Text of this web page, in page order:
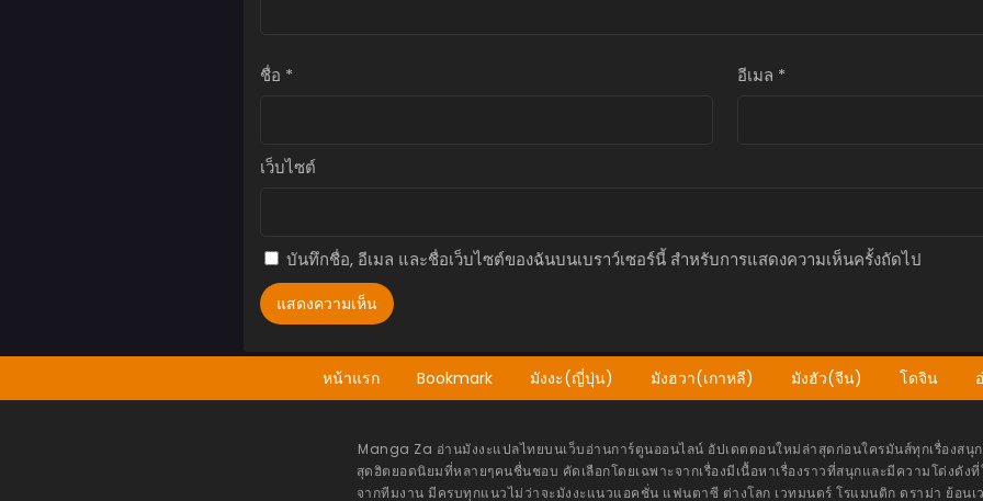
ตอนที่ 135
พฤษภาคม 23, 2026
ตอนที่ 133
ตอนที่ 132
พฤษภาคม 23, 2026
พฤษภาคม 23, 2026
ชื่อ * อีเมล *
เว็บไซต์
บันทึกชื่อ, อีเมล และชื่อเว็บไซต์ของฉันบนเบราว์เซอร์นี้ สำหรับการแสดงความเห็นครั้งถัดไป
หน้าแรก Bookmark มังงะ(ญี่ปุ่น) มังฮวา(เกาหลี) มังฮัว(จีน) โดจิน
Manga Za อ่านมังงะแปลไทยบนเว็บอ่านการ์ตูนออนไลน์ อัปเดตตอนใหม่ล่าสุดก่อนใครมันส์ทุกเรื่องสนุ
สุดฮิตยอดนิยมที่หลายๆคนชื่นชอบ คัดเลือกโดยเฉพาะจากเรื่องมีเนื้อหาเรื่องราวที่สนุกและมีความโด่งดัง
จากทีมงาน มีครบทุกแนวไม่ว่าจะมังงะแนวแอคชั่น แฟนตาซี ต่างโลก เวทมนตร์ โรแมนติก ดราม่า ย้อนเ